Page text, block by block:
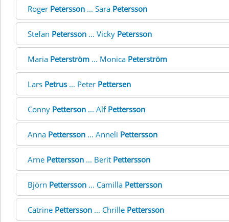
Roger Petersson ... Sara Petersson
Stefan Petersson ... Vicky Petersson
Maria Peterström ... Monica Peterström
Lars Petrus ... Peter Pettersen
Conny Petterson ... Alf Pettersson
Anna Pettersson ... Anneli Pettersson
Arne Pettersson ... Berit Pettersson
Björn Pettersson ... Camilla Pettersson
Catrine Pettersson ... Chrille Pettersson